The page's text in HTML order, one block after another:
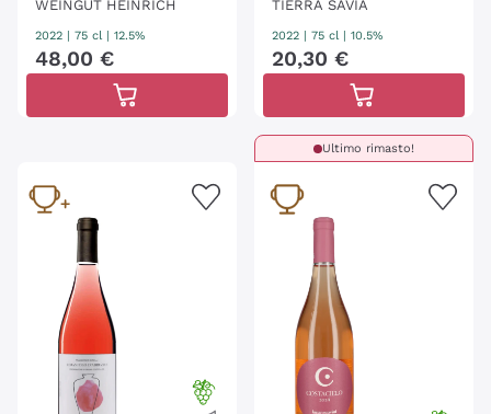
WEINGUT HEINRICH
2022 | 75 cl | 12.5%
48,00 €
TIERRA SAVIA
2022 | 75 cl | 10.5%
20,30 €
Ultimo rimasto!